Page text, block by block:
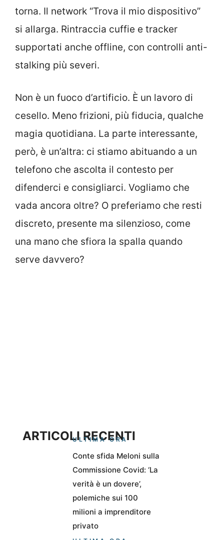
torna. Il network “Trova il mio dispositivo”
si allarga. Rintraccia cuffie e tracker
supportati anche offline, con controlli anti-
stalking più severi.
Non è un fuoco d’artificio. È un lavoro di
cesello. Meno frizioni, più fiducia, qualche
magia quotidiana. La parte interessante,
però, è un’altra: ci stiamo abituando a un
telefono che ascolta il contesto per
difenderci e consigliarci. Vogliamo che
vada ancora oltre? O preferiamo che resti
discreto, presente ma silenzioso, come
una mano che sfiora la spalla quando
serve davvero?
ARTICOLI RECENTI
ULTIMA ORA
Conte sfida Meloni sulla
Commissione Covid: ‘La
verità è un dovere’,
polemiche sui 100
milioni a imprenditore
privato